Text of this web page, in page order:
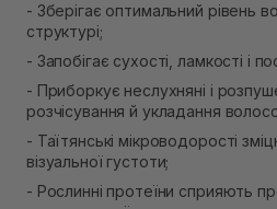
- Зберігає оптимальний рівень
структурі;
- Запобігає сухості, ламкості і
- Приборкує неслухняні і
розчісування й укладання
- Таїтянські мікроводорості
візуальної густоти;
- Рослинні протеїни сприяють